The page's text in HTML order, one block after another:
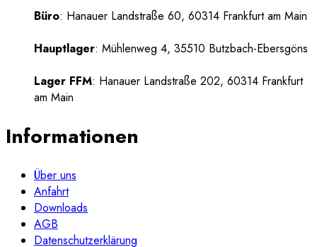
Büro: Hanauer Landstraße 60, 60314 Frankfurt am Main
Hauptlager: Mühlenweg 4, 35510 Butzbach-Ebersgöns
Lager FFM: Hanauer Landstraße 202, 60314 Frankfurt
am Main
Informationen
Über uns
Anfahrt
Downloads
AGB
Datenschutzerklärung